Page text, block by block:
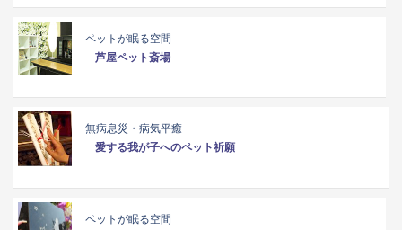
ペットが眠る空間
芦屋ペット斎場
無病息災・病気平癒
愛する我が子へのペット祈願
ペットが眠る空間